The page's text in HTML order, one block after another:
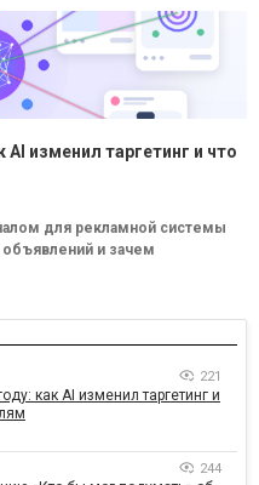
AI изменил таргетинг и что
для рекламной системы
объявлений и зачем
221
как AI изменил таргетинг и
244